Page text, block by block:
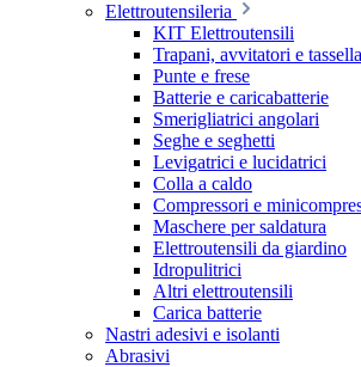
Elettroutensileria
KIT Elettroutensili
Trapani, avvitatori e
Punte e frese
Batterie e caricabatterie
Smerigliatrici angolari
Seghe e seghetti
Levigatrici e lucidatrici
Colla a caldo
Compressori e
Maschere per saldatura
Elettroutensili da giardino
Idropulitrici
Altri elettroutensili
Carica batterie
Nastri adesivi e isolanti
Abrasivi